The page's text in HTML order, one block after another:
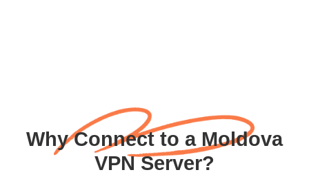
Why Connect to a Moldova
VPN Server?